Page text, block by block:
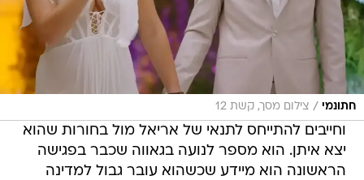
חתונמי / צילום מסך, קשת 12
וחייבים להתייחס לתנאי של אריאל מול בחורות שהוא
יצא איתן. הוא מספר לנועה בגאווה שכבר בפגישה
הראשונה הוא מיידע שכשהוא עובר גבול למדינה